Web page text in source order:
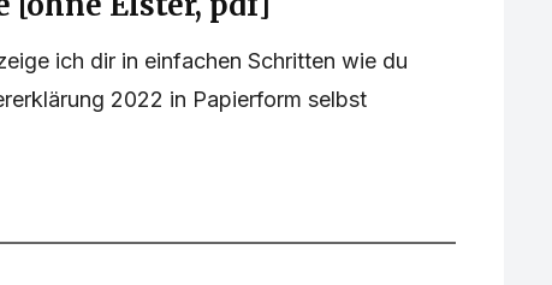
ich dir in einfachen Schritten wie du
2022 in Papierform selbst